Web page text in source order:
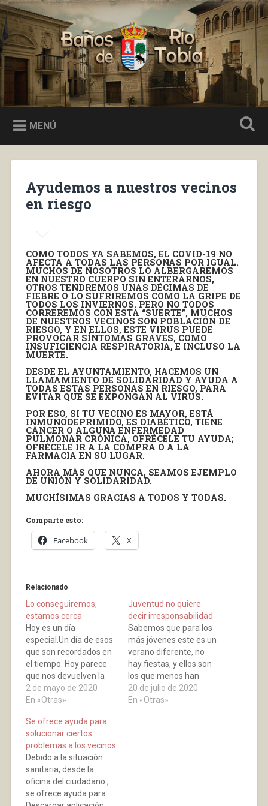
Saltar
al
contenido
Buscar
Baños de Río Tobía
MENÚ
Ayudemos a nuestros vecinos
en riesgo
COMO TODOS YA SABEMOS, EL COVID-19 NO
AFECTA A TODAS LAS PERSONAS POR IGUAL.
MUCHOS DE NOSOTROS LO ALBERGAREMOS
EN NUESTRO CUERPO SIN ENTERARNOS,
OTROS TENDREMOS UNAS DÉCIMAS DE
FIEBRE O LO SUFRIREMOS COMO LA GRIPE DE
TODOS LOS INVIERNOS. PERO NO TODOS
CORREREMOS CON ESTA “SUERTE”, MUCHOS
DE NUESTROS VECINOS SON POBLACIÓN DE
RIESGO, Y EN ELLOS, ESTE VIRUS PUEDE
PROVOCAR SÍNTOMAS GRAVES, COMO
INSUFICIENCIA RESPIRATORIA, E INCLUSO LA
MUERTE.
DESDE EL AYUNTAMIENTO, HACEMOS UN
LLAMAMIENTO DE SOLIDARIDAD Y AYUDA A
TODAS ESTAS PERSONAS EN RIESGO, PARA
EVITAR QUE SE EXPONGAN AL VIRUS.
POR ESO, SI TU VECINO ES MAYOR, ESTÁ
INMUNODEPRIMIDO, ES DIABÉTICO, TIENE
CÁNCER O ALGUNA ENFERMEDAD
PULMONAR CRÓNICA, OFRÉCELE TU AYUDA;
OFRÉCELE IR A LA COMPRA O A LA
FARMACIA EN SU LUGAR.
AHORA MÁS QUE NUNCA, SEAMOS EJEMPLO
DE UNIÓN Y SOLIDARIDAD.
MUCHÍSIMAS GRACIAS A TODOS Y TODAS.
Comparte esto:
Facebook X
Relacionado
Lo conseguiremos,
estamos cerca
Hoy es un día
especial.Un día de esos
que son recordados en
el tiempo. Hoy parece
que nos devuelven la
libertad.Nos sentimos
libres, frescos, llenos de
felicidad nos
desborda.Podemos
dejar de sentirnos
enjaulados. Podemos
respirar aire puro,
aunque sea detrás de
una
2 de mayo de 2020
En «Otras»
Juventud no quiere
decir irresponsabilidad
Sabemos que para los
más jóvenes este es un
verano diferente, no
hay fiestas, y ellos son
los que menos han
sufrido estos meses de
Pandemia.Somos
20 de julio de 2020
En «Otras»
Se ofrece ayuda para
solucionar ciertos
problemas a los vecinos
Debido a la situación
sanitaria, desde la
oficina del ciudadano ,
se ofrece ayuda para :